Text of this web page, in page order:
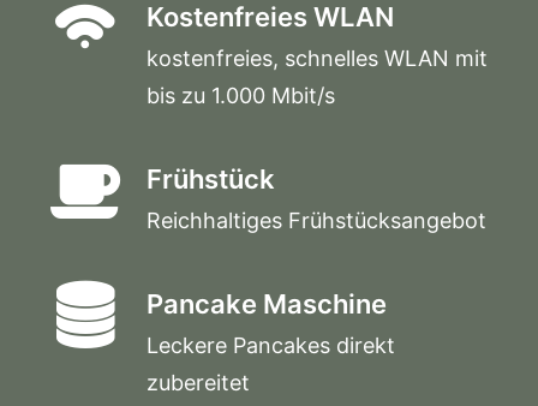
Kostenfreies WLAN
kostenfreies, schnelles WLAN mit
bis zu 1.000 Mbit/s
Frühstück
Reichhaltiges Frühstücksangebot
Pancake Maschine
Leckere Pancakes direkt
zubereitet